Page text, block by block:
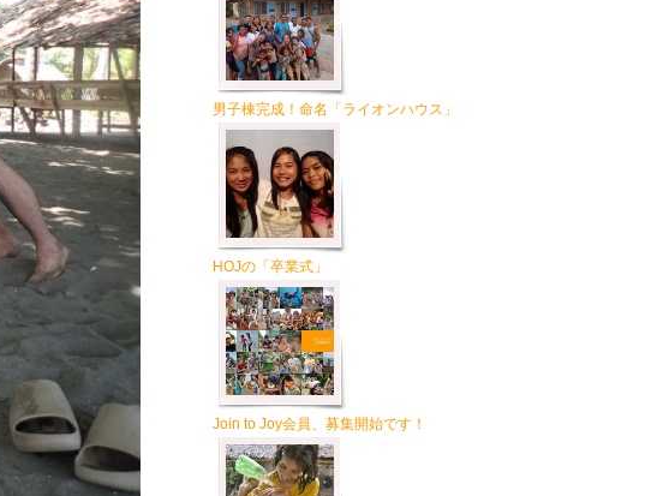
男子棟完成！命名「ライオンハウス」
HOJの「卒業式」
Join to Joy会員、募集開始です！